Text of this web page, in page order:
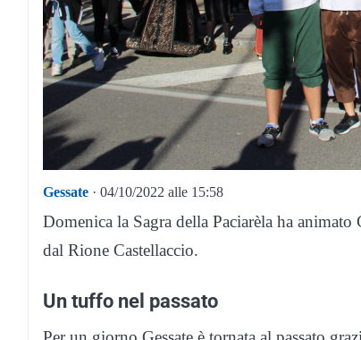
Gessate · 04/10/2022 alle 15:58
Domenica la Sagra della Paciarèla ha
dal Rione Castellaccio.
Un tuffo nel passato